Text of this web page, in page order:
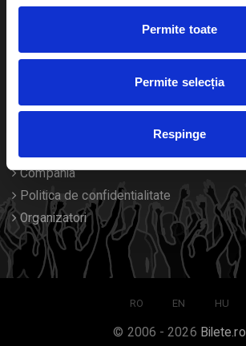
Permite toate
Permite selecția
Respinge
Despre noi
Contact
Compania
Politica de confidentialitate
Organizatori
RO EN HU
© 2006 - 2026 Bilete.ro